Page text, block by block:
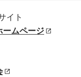
イト
ームページ